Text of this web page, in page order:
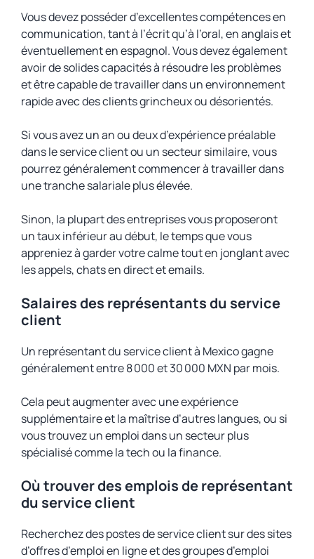
Vous devez posséder d’excellentes compétences en
communication, tant à l’écrit qu’à l’oral, en anglais et
éventuellement en espagnol. Vous devez également
avoir de solides capacités à résoudre les problèmes
et être capable de travailler dans un environnement
rapide avec des clients grincheux ou désorientés.
Si vous avez un an ou deux d’expérience préalable
dans le service client ou un secteur similaire, vous
pourrez généralement commencer à travailler dans
une tranche salariale plus élevée.
Sinon, la plupart des entreprises vous proposeront
un taux inférieur au début, le temps que vous
appreniez à garder votre calme tout en jonglant avec
les appels, chats en direct et emails.
Salaires des représentants du service
client
Un représentant du service client à Mexico gagne
généralement entre 8 000 et 30 000 MXN par mois.
Cela peut augmenter avec une expérience
supplémentaire et la maîtrise d’autres langues, ou si
vous trouvez un emploi dans un secteur plus
spécialisé comme la tech ou la finance.
Où trouver des emplois de représentant
du service client
Recherchez des postes de service client sur des sites
d’offres d’emploi en ligne et des groupes d’emploi